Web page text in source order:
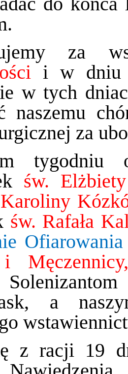
za
i w
w tych
naszemu
za
tygodniu
św.
Karoliny
św. Rafała
a
z racji 19